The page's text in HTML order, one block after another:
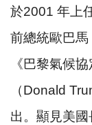
於2001 年上
前總統歐巴馬
《巴黎氣候
（Donald
出。顯見美